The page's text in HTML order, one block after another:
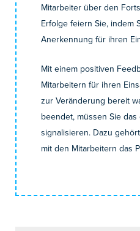
Mitarbeiter über den
Erfolge feiern Sie, indem
Anerkennung für ihren
Mit einem positiven
Mitarbeitern für ihren
zur Veränderung bereit
beendet, müssen Sie
signalisieren. Dazu
mit den Mitarbeitern das